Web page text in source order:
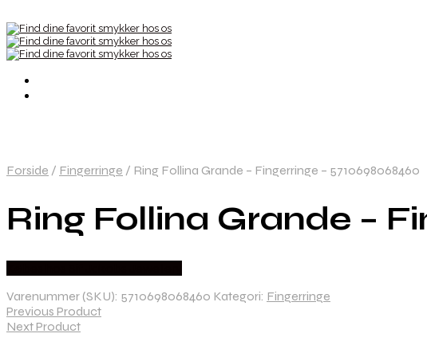
Forside / Fingerringe / Ring Follina Grande – Fingerringe – 5710698068460
Ring Follina Grande –
Varenummer (SKU): 5710698068460 Kategori: Fingerringe
Previous Product
Next Product